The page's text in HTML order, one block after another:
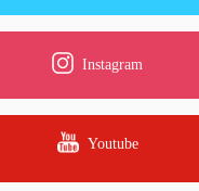
Instagram
Youtube